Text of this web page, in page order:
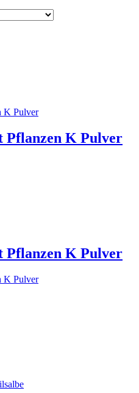
K Pulver
Pflanzen K Pulver